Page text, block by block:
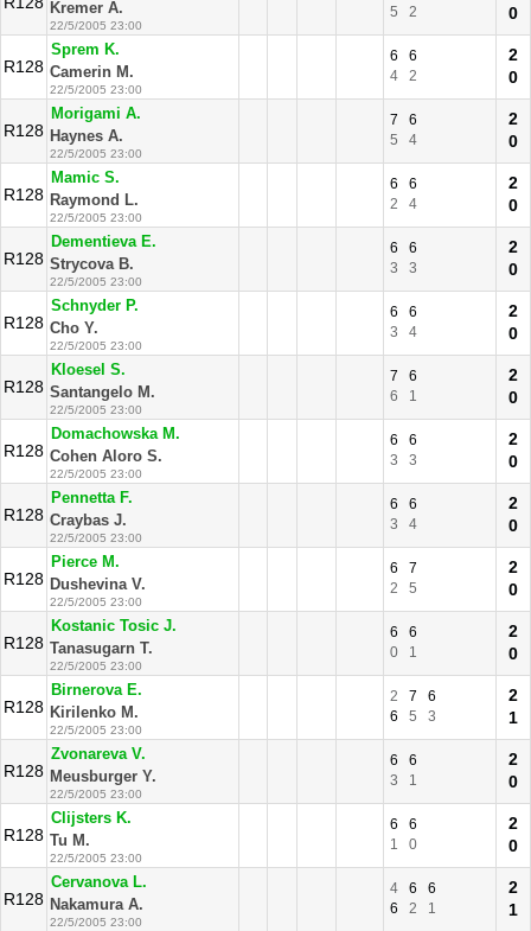
Kremer A.
22/5/2005 23:00
5
2
0
R128
Sprem K.
Camerin M.
22/5/2005 23:00
6
6
4
2
2
0
R128
Morigami A.
Haynes A.
22/5/2005 23:00
7
6
5
4
2
0
R128
Mamic S.
Raymond L.
22/5/2005 23:00
6
6
2
4
2
0
R128
Dementieva E.
Strycova B.
22/5/2005 23:00
6
6
3
3
2
0
R128
Schnyder P.
Cho Y.
22/5/2005 23:00
6
6
3
4
2
0
R128
Kloesel S.
Santangelo M.
22/5/2005 23:00
7
6
6
1
2
0
R128
Domachowska M.
Cohen Aloro S.
22/5/2005 23:00
6
6
3
3
2
0
R128
Pennetta F.
Craybas J.
22/5/2005 23:00
6
6
3
4
2
0
R128
Pierce M.
Dushevina V.
22/5/2005 23:00
6
7
2
5
2
0
R128
Kostanic Tosic J.
Tanasugarn T.
22/5/2005 23:00
6
6
0
1
2
0
R128
Birnerova E.
Kirilenko M.
22/5/2005 23:00
2 7
6
6
5 3
2
1
R128
Zvonareva V.
Meusburger Y.
22/5/2005 23:00
6
6
3
1
2
0
R128
Clijsters K.
Tu M.
22/5/2005 23:00
6
6
1
0
2
0
R128
Cervanova L.
Nakamura A.
22/5/2005 23:00
4 6
6
6
2 1
2
1